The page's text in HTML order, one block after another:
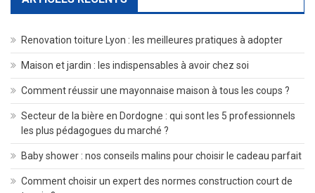
Renovation toiture Lyon : les meilleures pratiques à adopter
Maison et jardin : les indispensables à avoir chez soi
Comment réussir une mayonnaise maison à tous les coups ?
Secteur de la bière en Dordogne : qui sont les 5 professionnels
les plus pédagogues du marché ?
Baby shower : nos conseils malins pour choisir le cadeau parfait
Comment choisir un expert des normes construction court de